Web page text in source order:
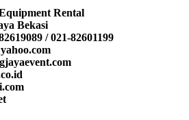
Rental
Bekasi
/ 021-82601199